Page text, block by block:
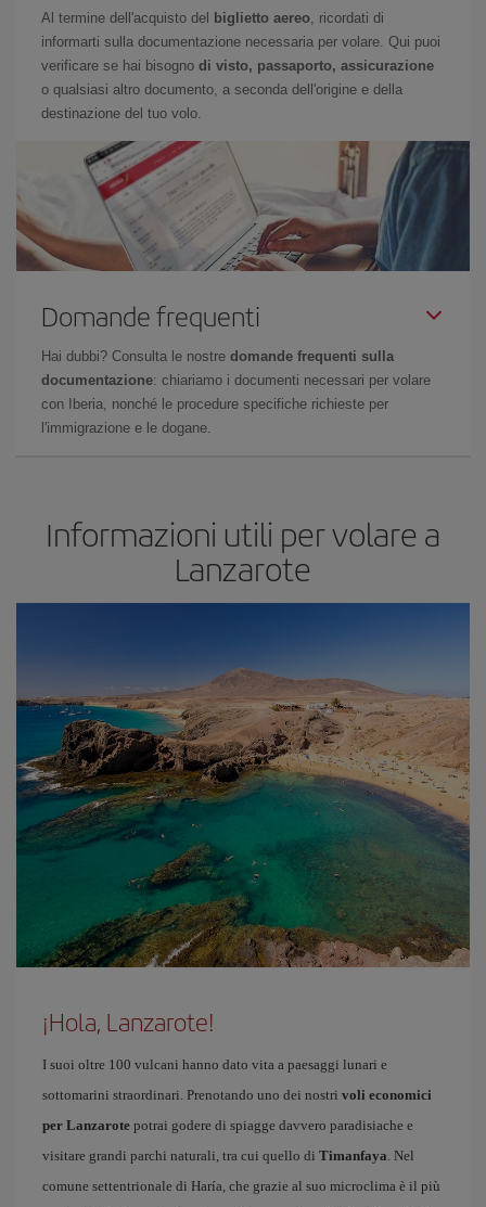
Al termine dell'acquisto del biglietto aereo, ricordati di
informarti sulla documentazione necessaria per volare. Qui puoi
verificare se hai bisogno di visto, passaporto, assicurazione
o qualsiasi altro documento, a seconda dell'origine e della
destinazione del tuo volo.
Domande frequenti
Hai dubbi? Consulta le nostre domande frequenti sulla
documentazione: chiariamo i documenti necessari per volare
con Iberia, nonché le procedure specifiche richieste per
l'immigrazione e le dogane.
Informazioni utili per volare a
Lanzarote
¡Hola, Lanzarote!
I suoi oltre 100 vulcani hanno dato vita a paesaggi lunari e
sottomarini straordinari. Prenotando uno dei nostri voli economici
per Lanzarote potrai godere di spiagge davvero paradisiache e
visitare grandi parchi naturali, tra cui quello di Timanfaya. Nel
comune settentrionale di Haría, che grazie al suo microclima è il più